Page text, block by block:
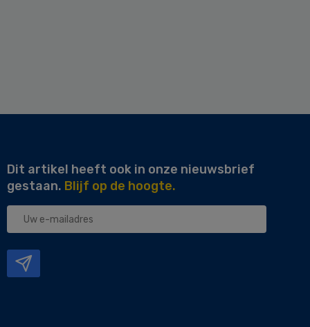
Dit artikel heeft ook in onze nieuwsbrief
gestaan. Blijf op de hoogte.
Uw